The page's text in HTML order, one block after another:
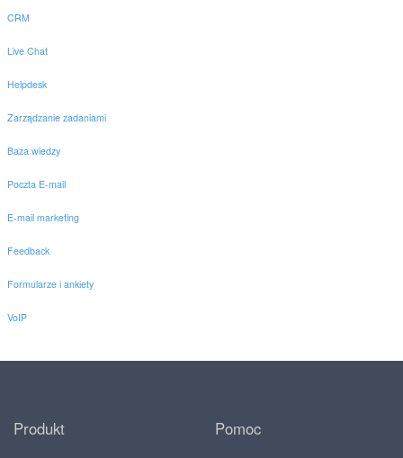
CRM
Live Chat
Helpdesk
Zarządzanie zadaniami
Baza wiedzy
Poczta E-mail
E-mail marketing
Feedback
Formularze i ankiety
VoIP
Produkt Pomoc